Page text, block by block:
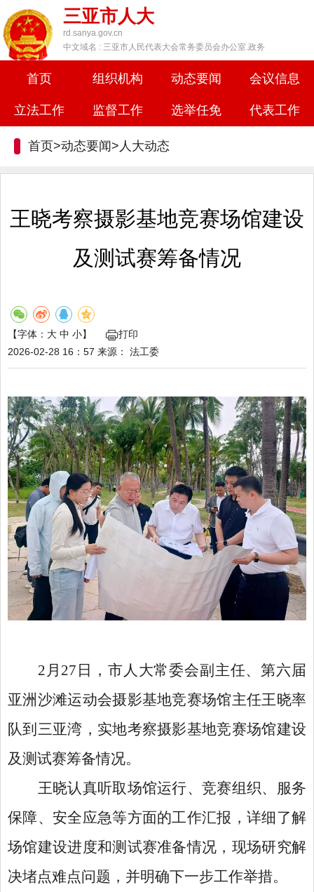
三亚市人大
rd.sanya.gov.cn
中文域名 : 三亚市人民代表大会常务委员会办公室.政务
首页 组织机构 动态要闻 会议信息
立法工作 监督工作 选举任免 代表工作
首页>动态要闻> 人大动态
王晓考察摄影基地竞赛场馆建设
及测试赛筹备情况
【字体： 大 中 小】
打印
2026-02-28 16：57 来源： 法工委
2月27日，市人大常委会副主任、第六届
亚洲沙滩运动会摄影基地竞赛场馆主任王晓率
队到三亚湾，实地考察摄影基地竞赛场馆建设
及测试赛筹备情况。
王晓认真听取场馆运行、竞赛组织、服务
保障、安全应急等方面的工作汇报，详细了解
场馆建设进度和测试赛准备情况，现场研究解
决堵点难点问题，并明确下一步工作举措。